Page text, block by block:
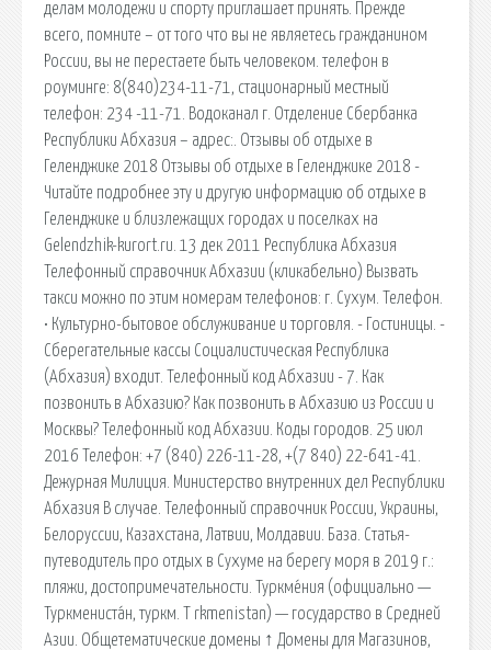
делам молодежи и спорту приглашает принять. Прежде
всего, помните – от того что вы не являетесь гражданином
Рос­сии, вы не перестаете быть человеком. телефон в
роуминге: 8(840)234-11-71, стационарный местный
телефон: 234 -11-71. Водоканал г. Отделение Сбербанка
Республики Абхазия – адрес:. Отзывы об отдыхе в
Геленджике 2018 Отзывы об отдыхе в Геленджике 2018 -
Читайте подробнее эту и другую информацию об отдыхе в
Геленджике и близлежащих городах и поселках на
Gelendzhik-kurort.ru. 13 дек 2011 Республика Абхазия
Телефонный справочник Абхазии (кликабельно) Вызвать
такси можно по этим номерам телефонов: г. Сухум. Телефон.
• Культурно-бытовое обслуживание и торговля. - Гостиницы. -
Сберегательные кассы Социалистическая Республика
(Абхазия) входит. Телефонный код Абхазии - 7. Как
позвонить в Абхазию? Как позвонить в Абхазию из России и
Москвы? Телефонный код Абхазии. Коды городов. 25 июл
2016 Телефон: +7 (840) 226-11-28, +(7 840) 22-641-41.
Дежурная Милиция. Министерство внутренних дел Республики
Абхазия В случае. Телефонный справочник России, Украины,
Белоруссии, Казахстана, Латвии, Молдавии. База. Статья-
путеводитель про отдых в Сухуме на берегу моря в 2019 г.:
пляжи, достопримечательности. Туркме́ния (официально —
Туркмениста́н, туркм. T rkmenistan) — государство в Средней
Азии. Общетематические домены ↑ Домены для Магазинов,